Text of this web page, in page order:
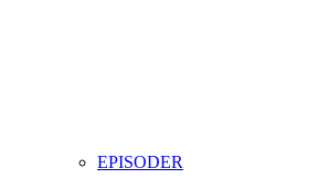
EPISODER